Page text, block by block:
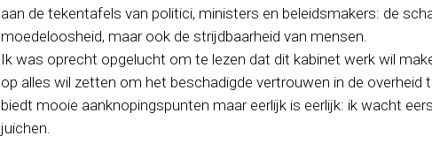
aan de tekentafels van politici, ministers en beleidsmakers: de
moedeloosheid, maar ook de strijdbaarheid van mensen.
Ik was oprecht opgelucht om te lezen dat dit kabinet werk wil
op alles wil zetten om het beschadigde vertrouwen in de overheid
biedt mooie aanknopingspunten maar eerlijk is eerlijk: ik wacht
juichen.